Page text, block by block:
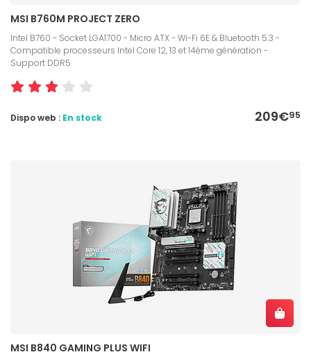
MSI B760M PROJECT ZERO
Intel B760 - Socket LGA1700 - Micro ATX - Wi-Fi 6E & Bluetooth 5.3 -
Compatible processeurs Intel Core 12, 13 et 14ème génération -
Support DDR5
209€95
Dispo web : En stock
MSI B840 GAMING PLUS WIFI